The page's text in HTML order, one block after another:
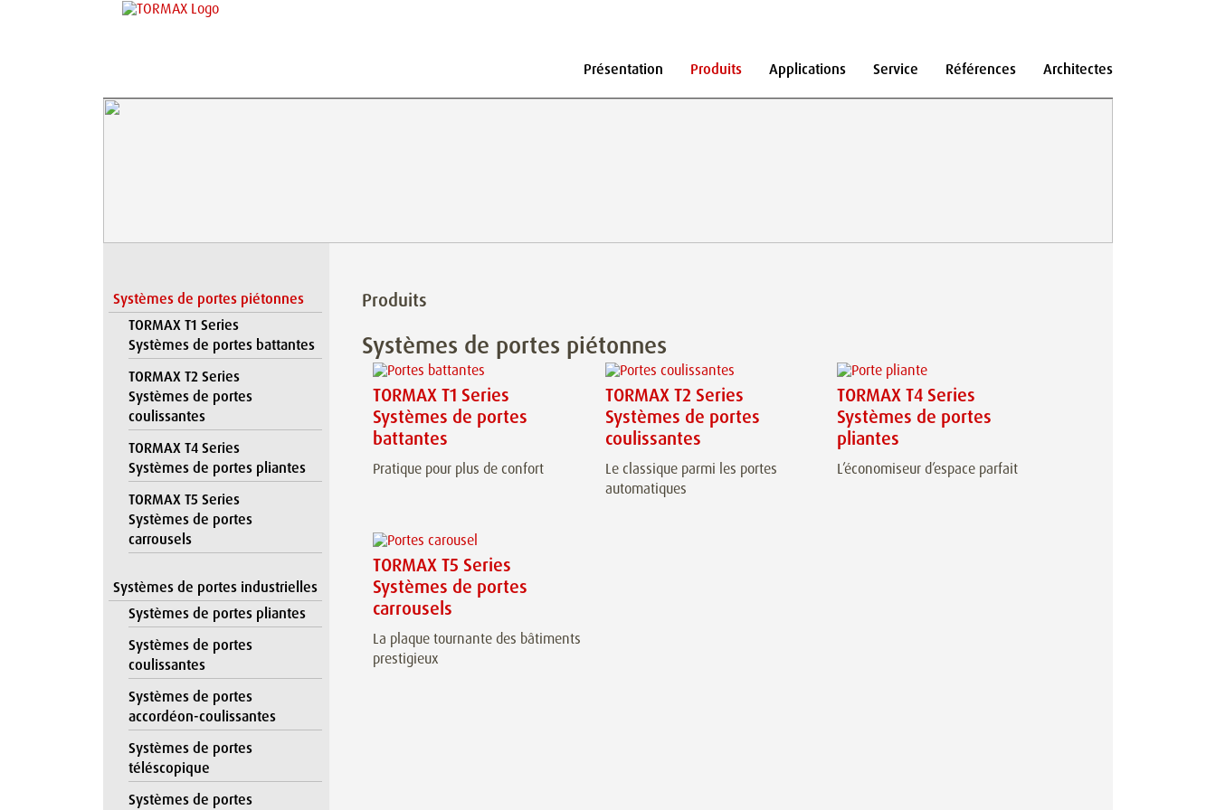
Présentation Produits Applications Service Références Architectes
Systèmes de portes piétonnes
TORMAX T1 Series
Systèmes de portes battantes
TORMAX T2 Series
Systèmes de portes
coulissantes
TORMAX T4 Series
Systèmes de portes pliantes
TORMAX T5 Series
Systèmes de portes
carrousels
Systèmes de portes industrielles
Systèmes de portes pliantes
Systèmes de portes
coulissantes
Systèmes de portes
accordéon-coulissantes
Systèmes de portes
téléscopique
Systèmes de portes
Produits
Systèmes de portes piétonnes
TORMAX T1 Series
Systèmes de portes
battantes
Pratique pour plus de confort
TORMAX T2 Series
Systèmes de portes
coulissantes
Le classique parmi les portes
automatiques
TORMAX T4 Series
Systèmes de portes
pliantes
L’économiseur d’espace parfait
TORMAX T5 Series
Systèmes de portes
carrousels
La plaque tournante des bâtiments
prestigieux